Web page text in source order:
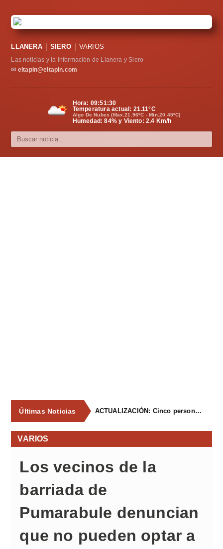
LLANERA SIERO VARIOS
Las noticias y la información de Llanera y Siero
✉ eltapin@eltapin.com
Hora: 09:51:31
Temperatura actual: 21.11°C
Algo De Nubes (Max.21.96ºC - Min.20.45ºC)
Humedad: 84% y Viento: 2.4 Km/h
Últimas Noticias ACTUALIZACIÓN: Cinco personas resultan heridas leves tras un accidente en una atracción ferial en Lieres
VARIOS
Los vecinos de la
barriada de
Pumarabule denuncian
que no pueden optar a